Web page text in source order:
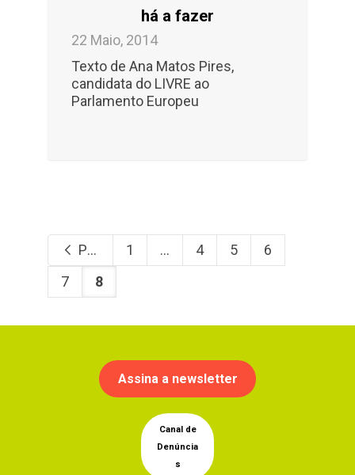
há a fazer
22 Maio, 2014
Texto de Ana Matos Pires,
candidata do LIVRE ao
Parlamento Europeu
Previous 1 ... 4 5
6
7
8
Assina a newsletter
Canal de
Denúncia
s